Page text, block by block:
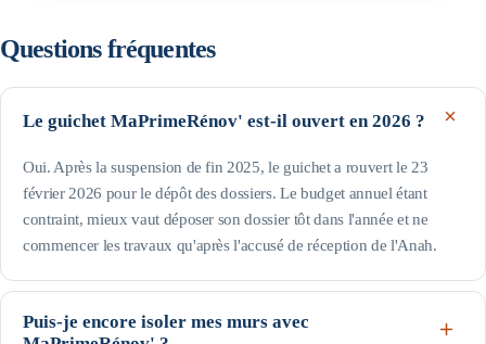
Questions fréquentes
Le guichet MaPrimeRénov' est-il ouvert en 2026 ?
Oui. Après la suspension de fin 2025, le guichet a rouvert le 23
février 2026 pour le dépôt des dossiers. Le budget annuel étant
contraint, mieux vaut déposer son dossier tôt dans l'année et ne
commencer les travaux qu'après l'accusé de réception de l'Anah.
Puis-je encore isoler mes murs avec